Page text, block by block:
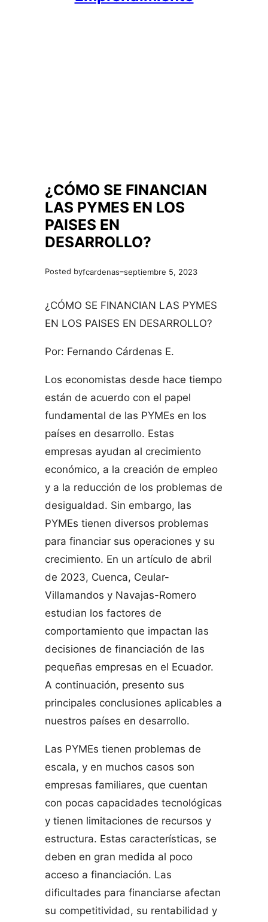
¿CÓMO SE FINANCIAN
LAS PYMES EN LOS
PAISES EN
DESARROLLO?
Posted byfcardenas–septiembre 5, 2023
¿CÓMO SE FINANCIAN LAS PYMES
EN LOS PAISES EN DESARROLLO?
Por: Fernando Cárdenas E.
Los economistas desde hace tiempo
están de acuerdo con el papel
fundamental de las PYMEs en los
países en desarrollo. Estas
empresas ayudan al crecimiento
económico, a la creación de empleo
y a la reducción de los problemas de
desigualdad. Sin embargo, las
PYMEs tienen diversos problemas
para financiar sus operaciones y su
crecimiento. En un artículo de abril
de 2023, Cuenca, Ceular-
Villamandos y Navajas-Romero
estudian los factores de
comportamiento que impactan las
decisiones de financiación de las
pequeñas empresas en el Ecuador.
A continuación, presento sus
principales conclusiones aplicables a
nuestros países en desarrollo.
Las PYMEs tienen problemas de
escala, y en muchos casos son
empresas familiares, que cuentan
con pocas capacidades tecnológicas
y tienen limitaciones de recursos y
estructura. Estas características, se
deben en gran medida al poco
acceso a financiación. Las
dificultades para financiarse afectan
su competitividad, su rentabilidad y